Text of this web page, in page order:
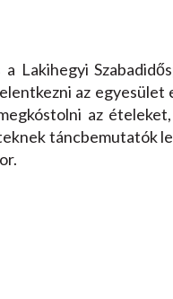
Lakihegyi
az egyesület
az
táncbemutatók